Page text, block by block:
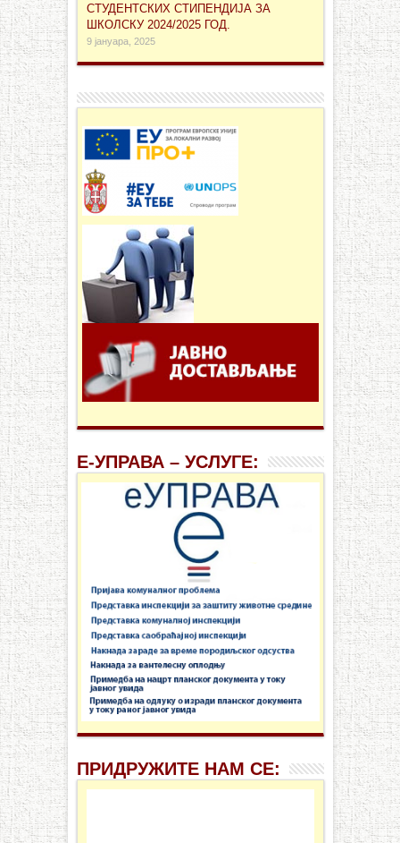
СТУДЕНТСКИХ СТИПЕНДИЈА ЗА
ШКОЛСКУ 2024/2025 ГОД.
9 јануара, 2025
Е-УПРАВА – УСЛУГЕ:
ПРИДРУЖИТЕ НАМ СЕ: